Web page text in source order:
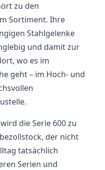
zu den
Sortiment. Ihre
Stahlgelenke
und damit zur
wo es im
geht – im Hoch- und
die Serie 600 zu
der nicht
tatsächlich
Serien und